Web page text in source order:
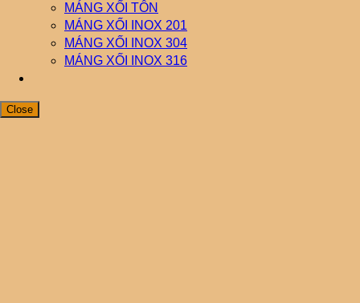
MÁNG XỐI TÔN
MÁNG XỐI INOX 201
MÁNG XỐI INOX 304
MÁNG XỐI INOX 316
Close